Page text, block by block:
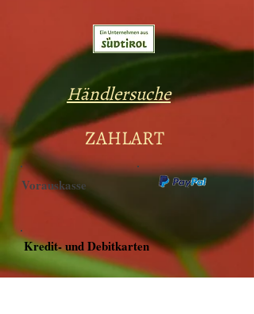
Händlersuche
ZAHLART
Vorauskasse
Kredit- und Debitkarten